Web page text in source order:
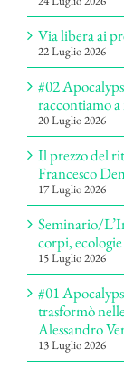
Via libera ai
22 Luglio 2026
#02
raccontiamo a
20 Luglio 2026
Il prezzo del
Francesco
17 Luglio 2026
Seminario/
corpi,
15 Luglio 2026
#01
trasformò
Alessandro
13 Luglio 2026